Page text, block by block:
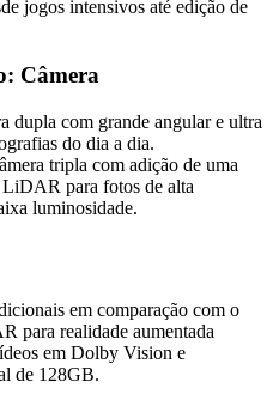
jogos intensivos até edição de
Câmera
dupla com grande angular e ultra
do dia a dia.
tripla com adição de uma
para fotos de alta
luminosidade.
em comparação com o
para realidade aumentada
em Dolby Vision e
de 128GB.